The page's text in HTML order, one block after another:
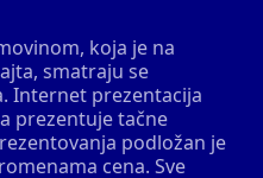
koja je na
smatraju se
Internet prezentacija
prezentuje tačne
podložan je
cena. Sve